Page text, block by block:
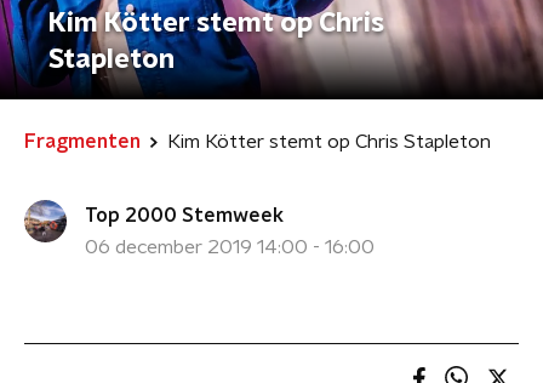
Kim Kötter stemt op Chris
Stapleton
Fragmenten Kim Kötter stemt op Chris Stapleton
Top 2000 Stemweek
06 december 2019 14:00 - 16:00